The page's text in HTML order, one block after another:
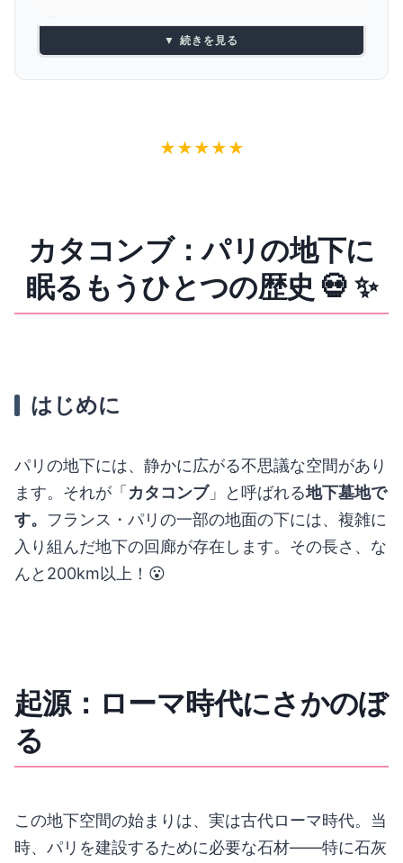
現地購入も可能…でもリスクあり！ 🤔
▼ 続きを見る
★★★★★
カタコンブ：パリの地下に
眠るもうひとつの歴史 💀 ✨
はじめに
パリの地下には、静かに広がる不思議な空間があり
ます。それが「 カタコンブ」と呼ばれる地下墓地で
す。 フランス・パリの一部の地面の下には、複雑に
入り組んだ地下の回廊が存在します。その長さ、な
んと200km以上！😮
起源：ローマ時代にさかのぼ
る
この地下空間の始まりは、実は古代ローマ時代。当
時、パリを建設するために必要な石材――特に石灰